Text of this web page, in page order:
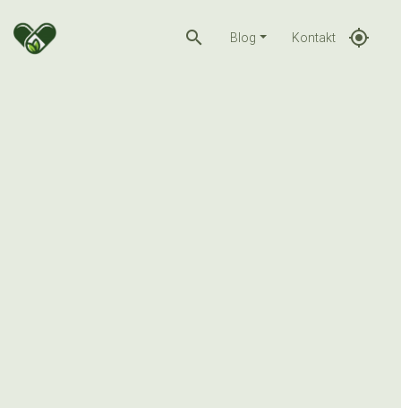
search Blog Kontakt gps_fixed